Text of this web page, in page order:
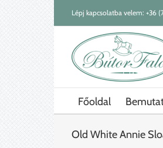
Lépj kapcsolatba velem: +36
Főoldal
Old White Annie